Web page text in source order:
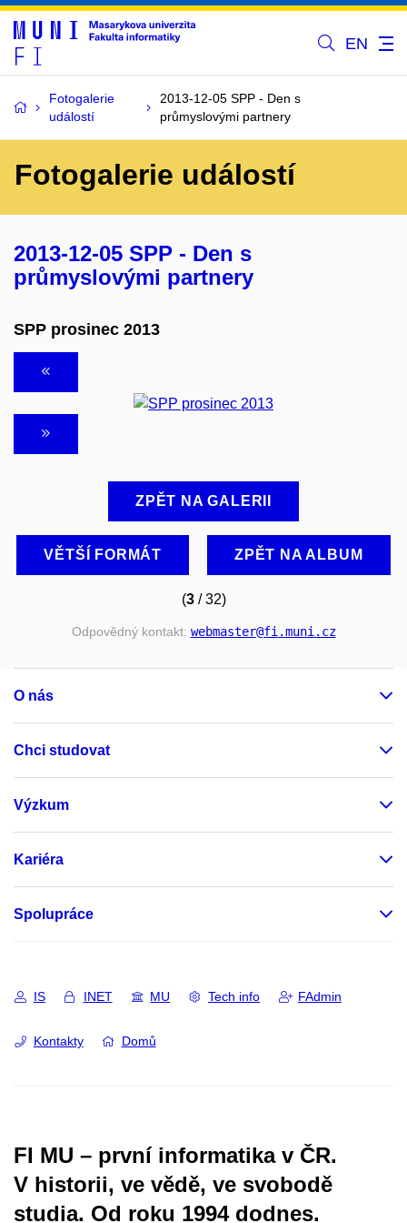
EN
Fotogalerie
událostí
2013-12-05 SPP - Den s
průmyslovými partnery
Fotogalerie událostí
2013-12-05 SPP - Den s
průmyslovými partnery
SPP prosinec 2013
ZPĚT NA GALERII
VĚTŠÍ FORMÁT ZPĚT NA ALBUM
(3/ 32)
Odpovědný kontakt: webmaster@fi.muni.cz
O nás
Chci studovat
Výzkum
Kariéra
Spolupráce
IS INET MU Tech info FAdmin
Kontakty Domů
FI MU – první informatika v ČR.
V historii, ve vědě, ve svobodě
studia. Od roku 1994 dodnes.